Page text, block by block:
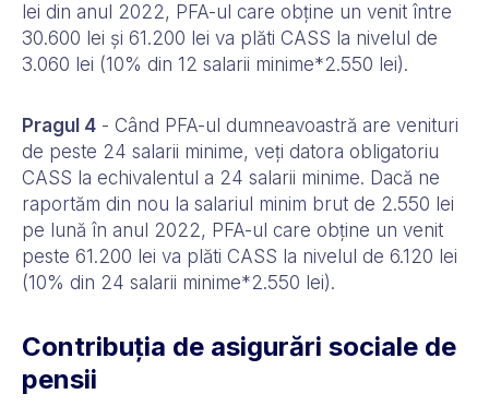
lei din anul 2022, PFA-ul care obține un venit între
30.600 lei și 61.200 lei va plăti CASS la nivelul de
3.060 lei (10% din 12 salarii minime*2.550 lei).
Pragul 4 - Când PFA-ul dumneavoastră are venituri
de peste 24 salarii minime, veți datora obligatoriu
CASS la echivalentul a 24 salarii minime. Dacă ne
raportăm din nou la salariul minim brut de 2.550 lei
pe lună în anul 2022, PFA-ul care obține un venit
peste 61.200 lei va plăti CASS la nivelul de 6.120 lei
(10% din 24 salarii minime*2.550 lei).
Contribuția de asigurări sociale de
pensii